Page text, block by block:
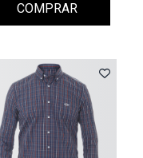
COMPRAR